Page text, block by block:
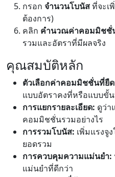
กรอก จำนวนโบนัสที่จะเ
ต้องการ)
คลิก คำนวณค่าคอมมิชชั่
รวมและอัตราที่มีผลจริง
คุณสมบัติหลัก
ตัวเลือกค่าคอมมิชชั่นที่ยื
แบบอัตราคงที่หรือแบบขั้
การแยกรายละเอียด: ดูว่า
คอมมิชชั่นรวมอย่างไร
การรวมโบนัส: เพิ่มแรงจู
ยอดรวม
การควบคุมความแม่นยำ:
แม่นยำที่ดีกว่า